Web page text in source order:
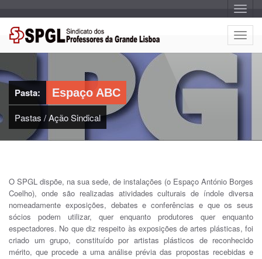
A
l
t
e
r
a
o
A
l
t
n
a
a
Pasta: Espaço ABC
Pastas /Ação Sindical
O SPGL dispõe, na sua sede, de instalações (o Espaço António Borges
Coelho), onde são realizadas atividades culturais de índole diversa
nomeadamente exposições, debates e conferências e que os seus
sócios podem utilizar, quer enquanto produtores quer enquanto
espectadores. No que diz respeito às exposições de artes plásticas, foi
criado um grupo, constituído por artistas plásticos de reconhecido
mérito, que procede a uma análise prévia das propostas recebidas e